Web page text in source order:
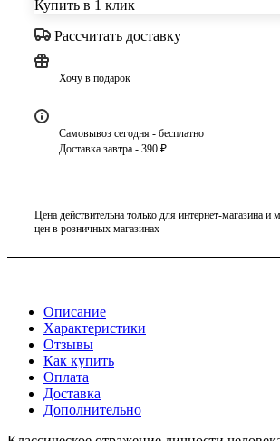
Купить в 1 клик
Рассчитать доставку
Хочу в подарок
Самовывоз сегодня - бесплатно
Доставка завтра - 390 ₽
Цена действительна только для интернет-магазина и
цен в розничных магазинах
Описание
Характеристики
Отзывы
Как купить
Оплата
Доставка
Дополнительно